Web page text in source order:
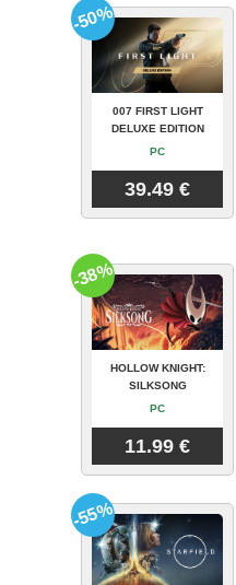
007 FIRST LIGHT
DELUXE EDITION
PC
39.49 €
-50%
HOLLOW KNIGHT:
SILKSONG
PC
11.99 €
-38%
-55%